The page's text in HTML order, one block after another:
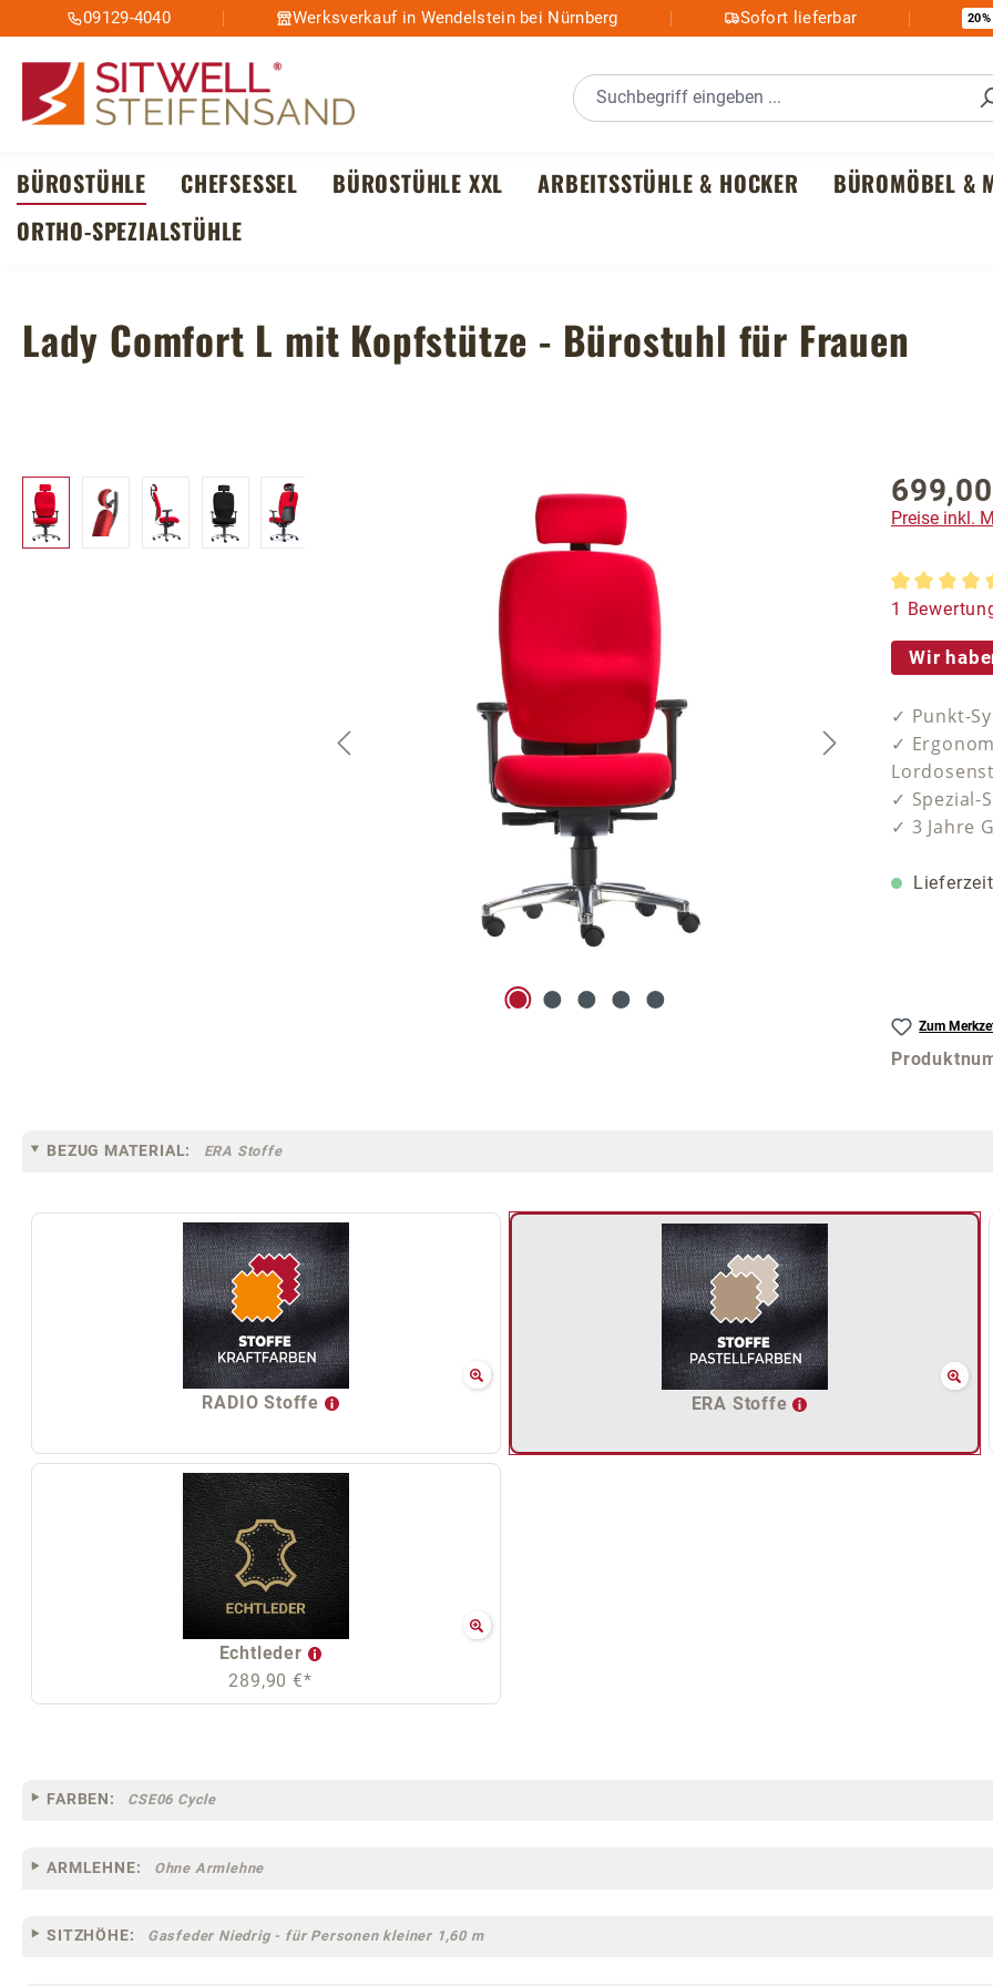
Hauptinhalt springen
Zur Suche springen
Zur Hauptnavigation springen
09129-4040 Werksverkauf in Wendelstein bei Nürnberg Sofort lieferbar 20%
BÜROSTÜHLE CHEFSESSEL BÜROSTÜHLE XXL ARBEITSSTÜHLE & HOCKER BÜROMÖBEL &
ORTHO-SPEZIALSTÜHLE
Lady Comfort L mit Kopfstütze - Bürostuhl für Frauen
Bildergalerie überspringen Regulärer
Preise inkl.
1
Wir
✓ Punkt-
✓
✓ Spezial-
✓ 3 Jahre
Zum
BEZUG MATERIAL: ERA Stoffe
RADIO Stoffe ERA Stoffe
Echtleder
289,90 €*
FARBEN: CSE06 Cycle
ARMLEHNE: Ohne Armlehne
SITZHÖHE: Gasfeder Niedrig - für Personen kleiner 1,60 m